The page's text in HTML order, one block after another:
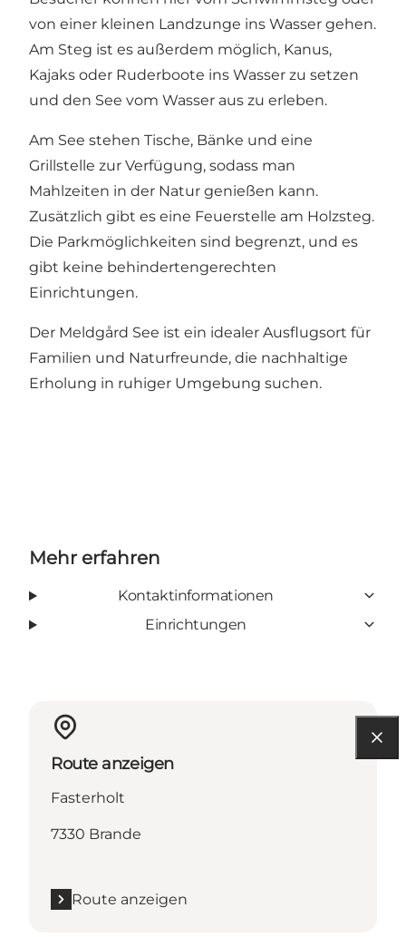
von einer kleinen Landzunge ins Wasser gehen.
Am Steg ist es außerdem möglich, Kanus,
Kajaks oder Ruderboote ins Wasser zu setzen
und den See vom Wasser aus zu erleben.
Am See stehen Tische, Bänke und eine
Grillstelle zur Verfügung, sodass man
Mahlzeiten in der Natur genießen kann.
Zusätzlich gibt es eine Feuerstelle am Holzsteg.
Die Parkmöglichkeiten sind begrenzt, und es
gibt keine behindertengerechten
Einrichtungen.
Der Meldgård See ist ein idealer Ausflugsort für
Familien und Naturfreunde, die nachhaltige
Erholung in ruhiger Umgebung suchen.
Mehr erfahren
Kontaktinformationen
Einrichtungen
Route anzeigen
Fasterholt
7330 Brande
Route anzeigen